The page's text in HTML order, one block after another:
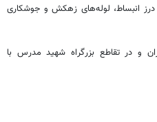
زهکشو جوشکاری
۳ شهرداری تهران و در تقاطع بزرگراه شهید مدرس با